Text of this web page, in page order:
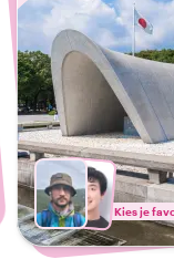
Kies je